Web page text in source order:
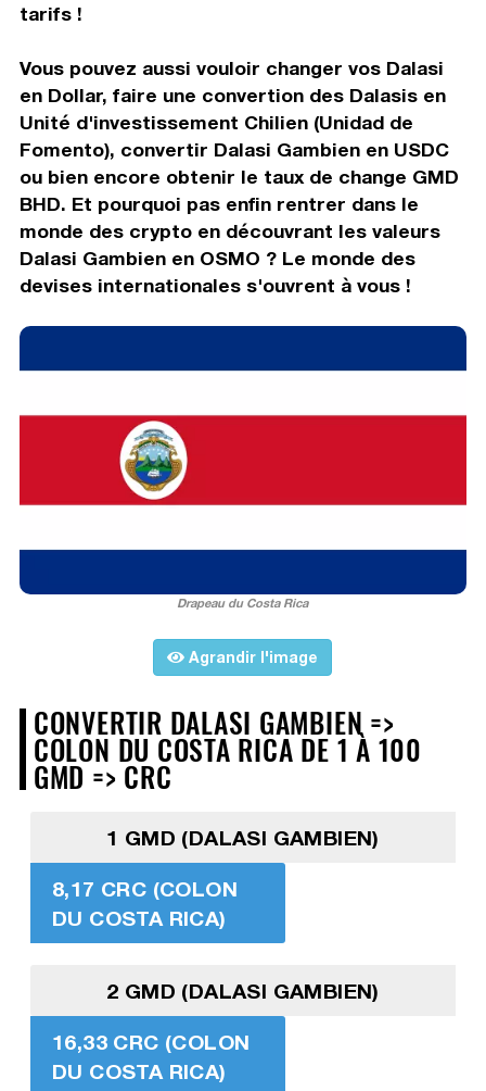
tarifs !
Vous pouvez aussi vouloir changer vos Dalasi
en Dollar, faire une convertion des Dalasis en
Unité d'investissement Chilien (Unidad de
Fomento), convertir Dalasi Gambien en USDC
ou bien encore obtenir le taux de change GMD
BHD. Et pourquoi pas enfin rentrer dans le
monde des crypto en découvrant les valeurs
Dalasi Gambien en OSMO ? Le monde des
devises internationales s'ouvrent à vous !
Drapeau du Costa Rica
Agrandir l'image
CONVERTIR DALASI GAMBIEN =>
COLON DU COSTA RICA DE 1 À 100
GMD => CRC
1 GMD (DALASI GAMBIEN)
8,17 CRC (COLON
DU COSTA RICA)
2 GMD (DALASI GAMBIEN)
16,33 CRC (COLON
DU COSTA RICA)